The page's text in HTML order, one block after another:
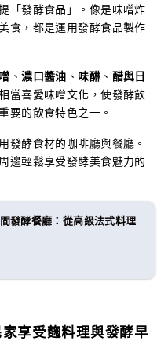
「發酵食品」。像是味噌炸
食，都是運用發酵食品製作
、濃口醬油 、 味醂、 醋與日
當喜愛味噌文化，使發酵飲
要的飲食特色之一。
發酵食材的咖啡廳與餐廳。
邊輕鬆享受發酵美食魅力的
發酵餐廳：從高級法式料理
享受麴料理與發酵早